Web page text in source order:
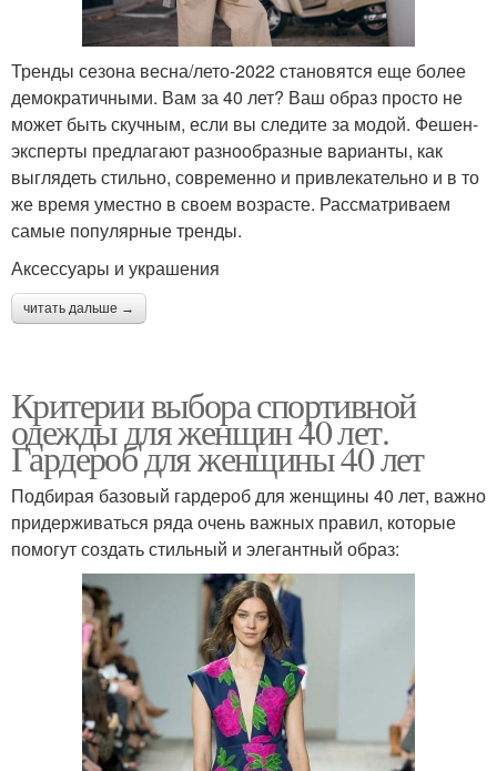
Тренды сезона весна/лето-2022 становятся еще более
демократичными. Вам за 40 лет? Ваш образ просто не
может быть скучным, если вы следите за модой. Фешен-
эксперты предлагают разнообразные варианты, как
выглядеть стильно, современно и привлекательно и в то
же время уместно в своем возрасте. Рассматриваем
самые популярные тренды.
Аксессуары и украшения
читать дальше →
Критерии выбора спортивной
одежды для женщин 40 лет.
Гардероб для женщины 40 лет
Подбирая базовый гардероб для женщины 40 лет, важно
придерживаться ряда очень важных правил, которые
помогут создать стильный и элегантный образ: